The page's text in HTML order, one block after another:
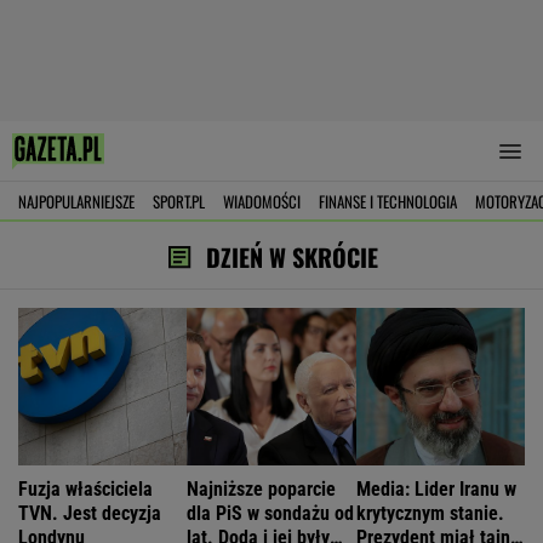
NAJPOPULARNIEJSZE SPORT.PL WIADOMOŚCI FINANSE I TECHNOLOGIA
DZIEŃ W SKRÓCIE
Fuzja właściciela
TVN. Jest decyzja
Londynu
Najniższe poparcie
dla PiS w sondażu od
lat. Doda i jej były
Media: Lider Iranu w
krytycznym stanie.
Prezydent miał tajne